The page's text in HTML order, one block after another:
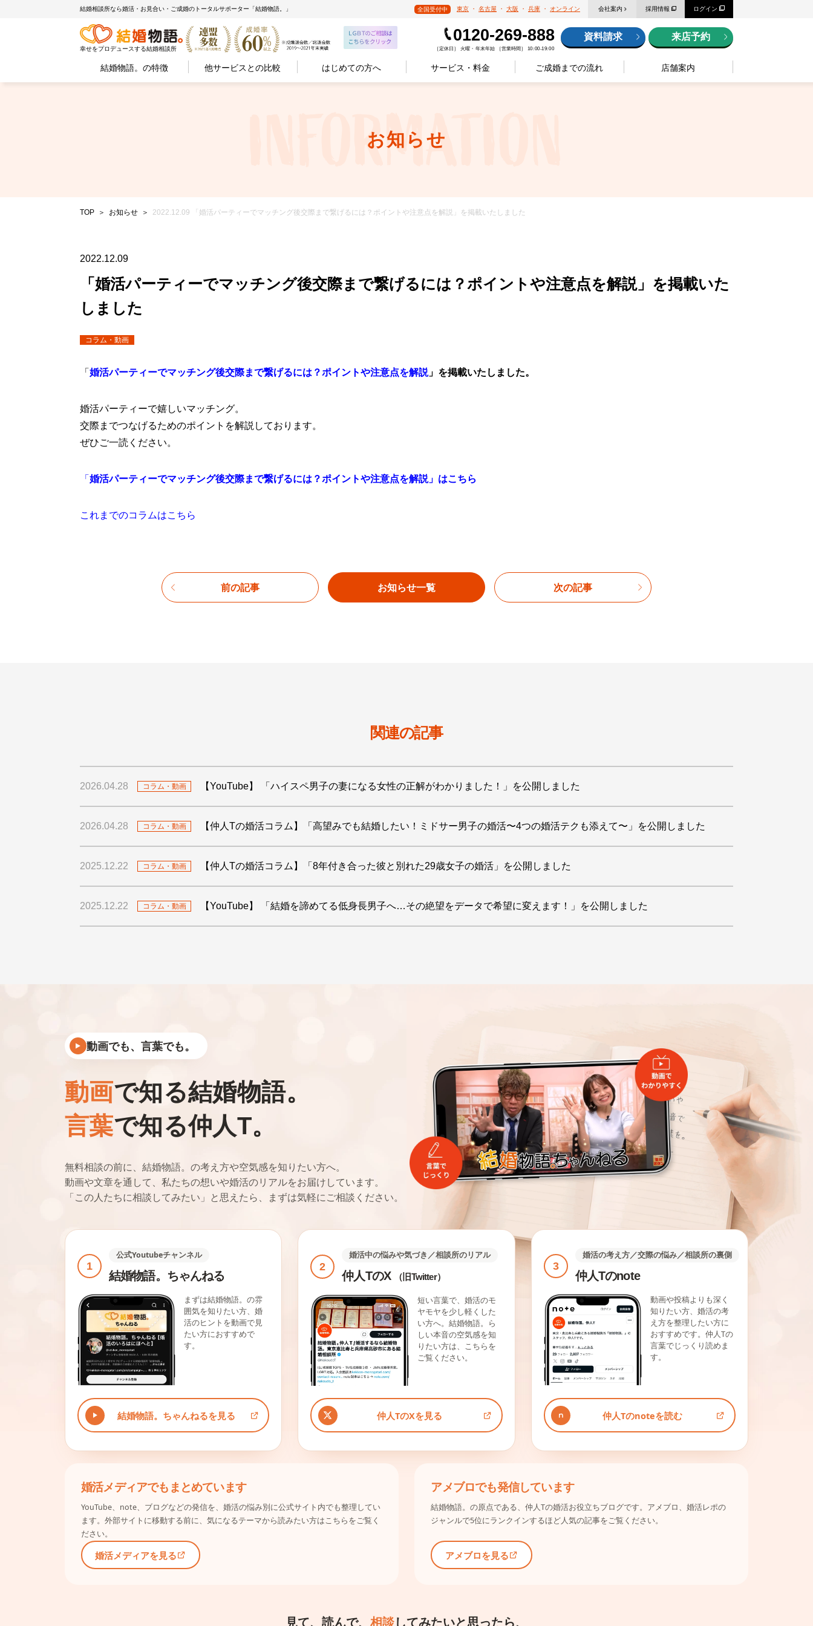
結婚相談所なら婚活・お見合い・ご成婚のトータルサポーター「結婚物語。」 全国受付中 東京 ・ 名古屋 ・ 大阪 ・ 兵庫 ・ オンライン 会社案内 採用情報 ログイン
幸せをプロデュースする結婚相談所
0120-269-888
［定休日］ 火曜・年末年始 ［営業時間］ 10:00-19:00
資料請求 来店予約
結婚物語。の特徴 他サービスとの比較 はじめての方へ サービス・料金 ご成婚までの流れ 店舗案内
お知らせ
TOP お知らせ 2022.12.09 「婚活パーティーでマッチング後交際まで繋げるには？ポイントや注意点を解説」を掲載いたしました
2022.12.09
「婚活パーティーでマッチング後交際まで繋げるには？ポイントや注意点を解説」を掲載いた
しました
コラム・動画
「 婚活パーティーでマッチング後交際まで繋げるには？ポイントや注意点を解説」を掲載いたしました。
婚活パーティーで嬉しいマッチング。
交際までつなげるためのポイントを解説しております。
ぜひご一読ください。
「 婚活パーティーでマッチング後交際まで繋げるには？ポイントや注意点を解説」はこちら
これまでのコラムはこちら
前の記事 お知らせ一覧 次の記事
関連の記事
2026.04.28 コラム・動画 【YouTube】 「ハイスペ男子の妻になる女性の正解がわかりました！」を公開しました
2026.04.28 コラム・動画 【仲人Tの婚活コラム】「高望みでも結婚したい！ミドサー男子の婚活〜4つの婚活テクも添えて〜」を公開しました
2025.12.22 コラム・動画 【仲人Tの婚活コラム】「8年付き合った彼と別れた29歳女子の婚活」を公開しました
2025.12.22 コラム・動画 【YouTube】 「結婚を諦めてる低身長男子へ…その絶望をデータで希望に変えます！」を公開しました
動画でも、言葉でも。
動画で知る結婚物語。
言葉で知る仲人T。
無料相談の前に、結婚物語。の考え方や空気感を知りたい方へ。
動画や文章を通して、私たちの想いや婚活のリアルをお届けしています。
「この人たちに相談してみたい」と思えたら、まずは気軽にご相談ください。
1
公式Youtubeチャンネル
結婚物語。ちゃんねる
まずは結婚物語。の雰
囲気を知りたい方、婚
活のヒントを動画で見
たい方におすすめで
す。
結婚物語。ちゃんねるを見る
2
婚活中の悩みや気づき／相談所のリアル
仲人TのX （旧Twitter）
短い言葉で、婚活のモ
ヤモヤを少し軽くした
い方へ。結婚物語。ら
しい本音の空気感を知
りたい方は、こちらを
ご覧ください。
仲人TのXを見る
3
婚活の考え方／交際の悩み／相談所の裏側
仲人Tのnote
動画や投稿よりも深く
知りたい方、婚活の考
え方を整理したい方に
おすすめです。仲人Tの
言葉でじっくり読めま
す。
仲人Tのnoteを読む
婚活メディアでもまとめています
YouTube、note、ブログなどの発信を、婚活の悩み別に公式サイト内でも整理してい
ます。外部サイトに移動する前に、気になるテーマから読みたい方はこちらをご覧く
ださい。
婚活メディアを見る
アメブロでも発信しています
結婚物語。の原点である、仲人Tの婚活お役立ちブログです。アメブロ、婚活レポの
ジャンルで5位にランクインするほど人気の記事をご覧ください。
アメブロを見る
見て、読んで、 相談してみたいと思ったら、